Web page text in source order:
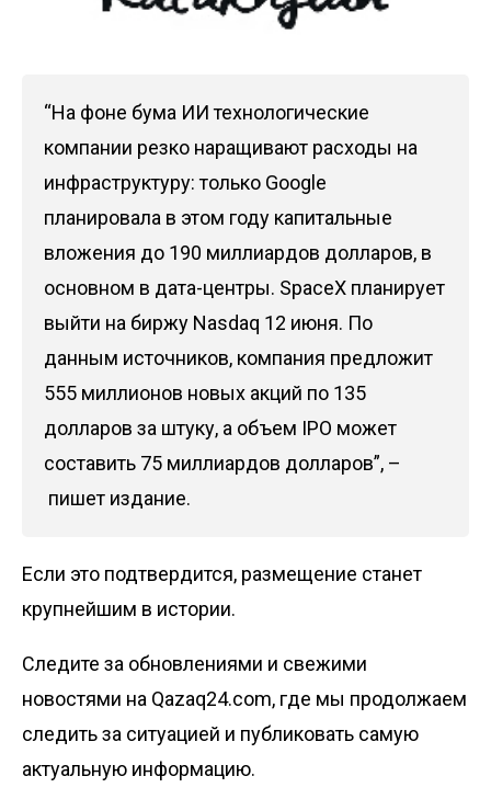
“На фоне бума ИИ технологические
компании резко наращивают расходы на
инфраструктуру: только Google
планировала в этом году капитальные
вложения до 190 миллиардов долларов, в
основном в дата-центры. SpaceX планирует
выйти на биржу Nasdaq 12 июня. По
данным источников, компания предложит
555 миллионов новых акций по 135
долларов за штуку, а объем IPO может
составить 75 миллиардов долларов”, –
пишет издание.
Если это подтвердится, размещение станет
крупнейшим в истории.
Следите за обновлениями и свежими
новостями на Qazaq24.com, где мы продолжаем
следить за ситуацией и публиковать самую
актуальную информацию.